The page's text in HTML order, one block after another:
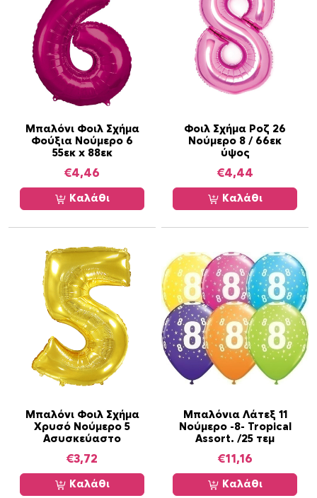
Μπαλόνι Φοιλ Σχήμα
Φούξια Νούμερο 6
55εκ x 88εκ
€4,46
Καλάθι
Φοιλ Σχήμα Ροζ 26
Νούμερο 8 / 66εκ
ύψος
€4,44
Καλάθι
Μπαλόνι Φοιλ Σχήμα
Χρυσό Νούμερο 5
Ασυσκεύαστο
€3,72
Καλάθι
Μπαλόνια Λάτεξ 11
Νούμερο -8- Tropical
Assort. /25 τεμ
€11,16
Καλάθι